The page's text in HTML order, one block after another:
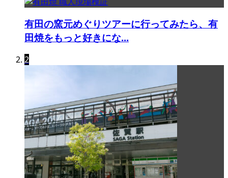
有田の窯元めぐりツアーに行ってみたら、有
田焼をもっと好きにな...
2